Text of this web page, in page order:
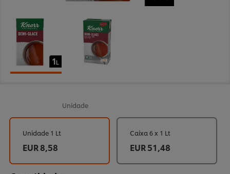
Unidade
Unidade 1 Lt
EUR 8,58
Caixa 6 x 1 Lt
EUR 51,48